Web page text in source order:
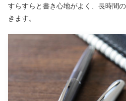
すらすらと書き心地がよく、長時間
きます。